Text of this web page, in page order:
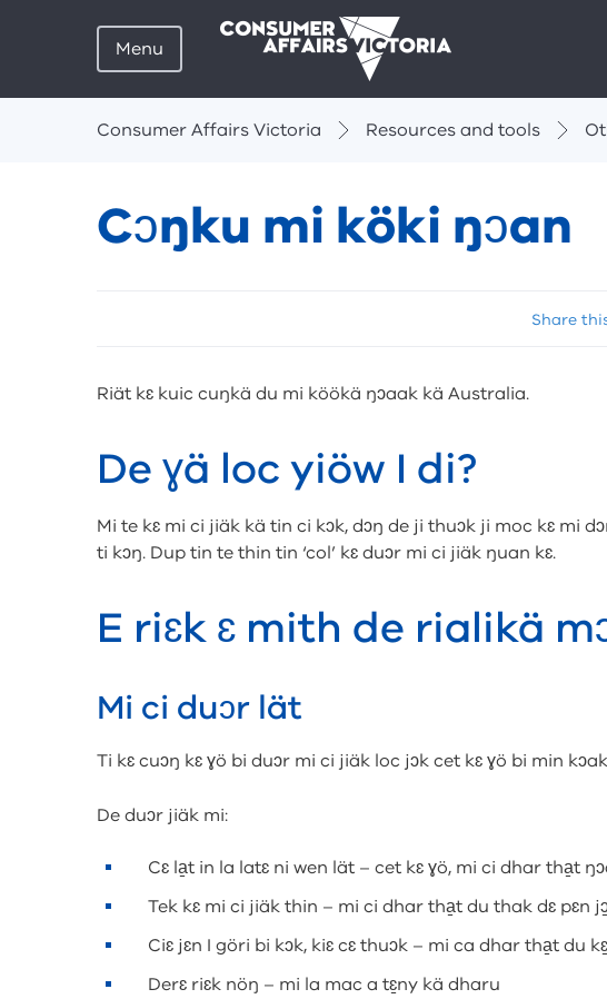
Menu
Consumer Affairs Victoria
Resources and tools
Cɔŋku mi köki ŋɔan
tools
Share
Riät kɛ kuic cuŋkä du mi köökä ŋɔaak kä Australia.
De ɣä loc yiöw I di?
Mi te kɛ mi ci jiäk kä tin ci kɔk, dɔŋ de ji thuɔk ji moc kɛ mi
ti kɔŋ. Dup tin te thin tin ‘col’ kɛ duɔr mi ci jiäk ŋuan kɛ.
E riɛk ɛ mith de rialikä
Mi ci duɔr lät
Ti kɛ cuɔŋ kɛ ɣö bi duɔr mi ci jiäk loc jɔk cet kɛ ɣö bi min
De duɔr jiäk mi:
Cɛ la̱t in la latɛ ni wen lät – cet kɛ ɣö, mi ci dhar tha̱t
Tek kɛ mi ci jiäk thin – mi ci dhar tha̱t du thak dɛ pɛn
Ciɛ jɛn I göri bi kɔk, kiɛ cɛ thuɔk – mi ca dhar tha̱t du
Derɛ riɛk nöŋ – mi la mac a tɛ̱ny kä dharu